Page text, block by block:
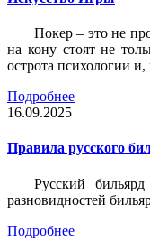
Покер – это не
на кону стоят не
острота психологии
Подробнее
16.09.2025
Правила русского
Русский
разновидностей
Подробнее